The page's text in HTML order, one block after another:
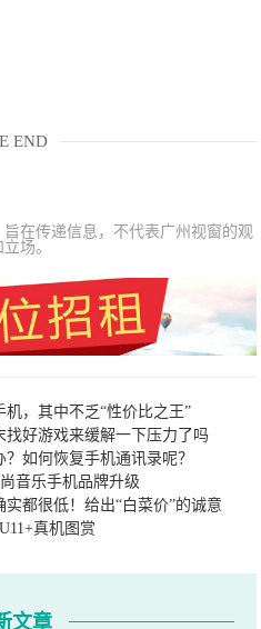
END
在传递信息，不代表广州视窗的观
场。
，其中不乏“性价比之王”
好游戏来缓解一下压力了吗
如何恢复手机通讯录呢？
音乐手机品牌升级
都很低！给出“白菜价”的诚意
真机图赏
文章